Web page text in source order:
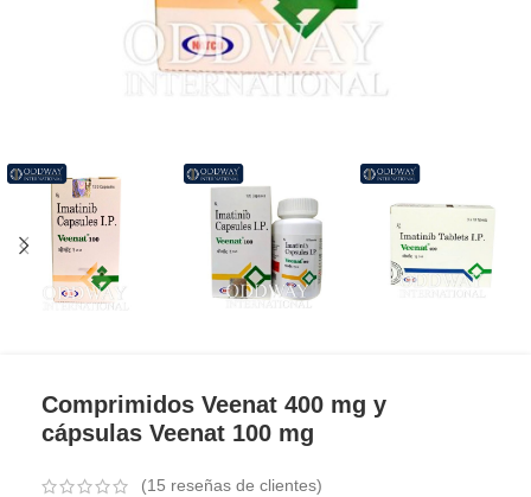
Comprimidos Veenat 400 mg y
cápsulas Veenat 100 mg
(15 reseñas de clientes)